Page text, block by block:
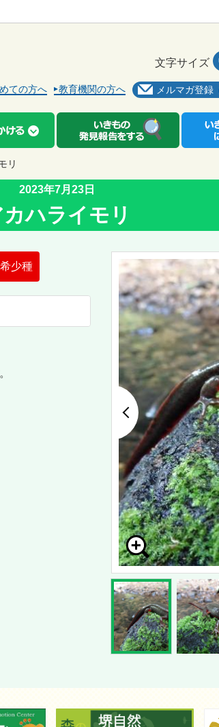
ての方へ 教育機関の方へ メルマガ登録
文字サイズ
リ
2023年7月23日
カハライモリ
少種